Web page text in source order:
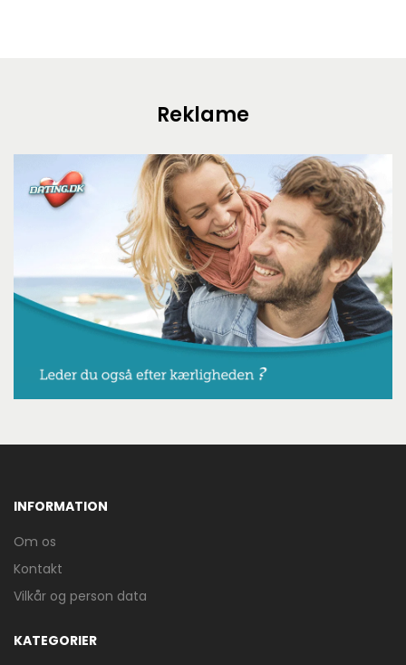
Reklame
INFORMATION
Om os
Kontakt
Vilkår og person data
KATEGORIER